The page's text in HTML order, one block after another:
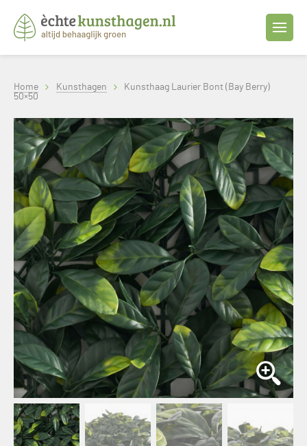
Home Kunsthagen
Kunsthaag Laurier Bont (Bay Berry)
50×50